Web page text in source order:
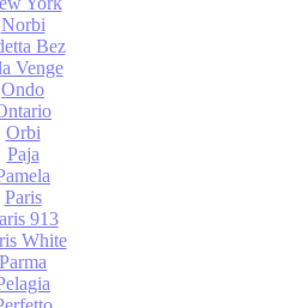
Norbi
Bez
Venge
Ondo
Orbi
Paja
Paris
913
White
Parma